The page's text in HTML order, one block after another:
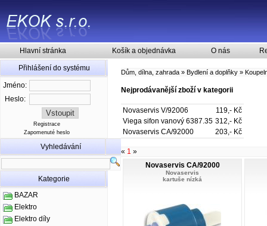
Hlavní stránka Košík a objednávka O nás
Přihlášení do systému
Jméno:
Heslo:
Registrace
Zapomenuté heslo
Vyhledávání
Kategorie
BAZAR
Elektro
Elektro díly
Dům, dílna, zahrada » Bydlení a doplňky »
Nejprodávanější zboží v kategorii
Novaservis V/92006
119,- Kč
Viega sifon vanový 6387.35 312,- Kč
Novaservis CA/92000
203,- Kč
« 1 »
Novaservis CA/92000
Novaservis
kartuše nízká